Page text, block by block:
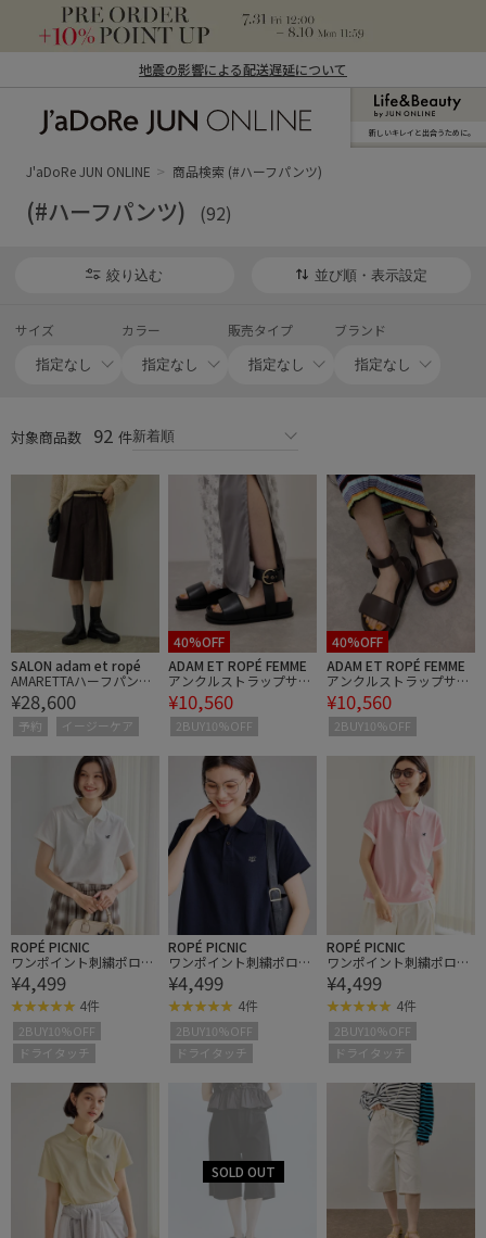
地震の影響による配送遅延について
ン オンライン）
新しいキレイと出合うために。
J'aDoRe JUN ONLINE 商品検索 (#ハーフパンツ)
(#ハーフパンツ) (92)
絞り込む 並び順・表示設定
サイズ カラー 販売タイプ ブランド
対象商品数 92 件
SALON adam et ropé
AMARETTAハーフパンツ
/ イージーケア
¥28,600
予約 イージーケア
40%OFF
ADAM ET ROPÉ FEMME
アンクルストラップサン
ダル
¥10,560
2BUY10%OFF
40%OFF
ADAM ET ROPÉ FEMME
アンクルストラップサン
ダル
¥10,560
2BUY10%OFF
ROPÉ PICNIC
ワンポイント刺繍ポロシ
ャツ
¥4,499
4件
2BUY10%OFF
ドライタッチ
ROPÉ PICNIC
ワンポイント刺繍ポロシ
ャツ
¥4,499
4件
2BUY10%OFF
ドライタッチ
ROPÉ PICNIC
ワンポイント刺繍ポロシ
ャツ
¥4,499
4件
2BUY10%OFF
ドライタッチ